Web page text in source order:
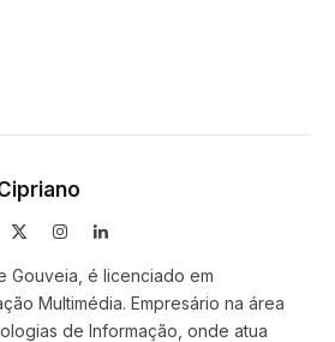
InstagramLinkedIn
Gouveia, é licenciado em
Multimédia. Empresário na área
de Informação, onde atua